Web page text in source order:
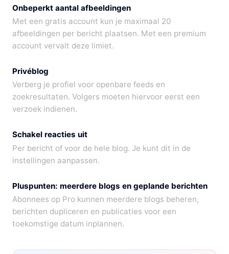
Onbeperkt aantal afbeeldingen
Met een gratis account kun je maximaal 20
afbeeldingen per bericht plaatsen. Met een premium
account vervalt deze limiet.
Privéblog
Verberg je profiel voor openbare feeds en
zoekresultaten. Volgers moeten hiervoor eerst een
verzoek indienen.
Schakel reacties uit
Per bericht of voor de hele blog. Je kunt dit in de
instellingen aanpassen.
Pluspunten: meerdere blogs en geplande berichten
Abonnees op Pro kunnen meerdere blogs beheren,
berichten dupliceren en publicaties voor een
toekomstige datum inplannen.